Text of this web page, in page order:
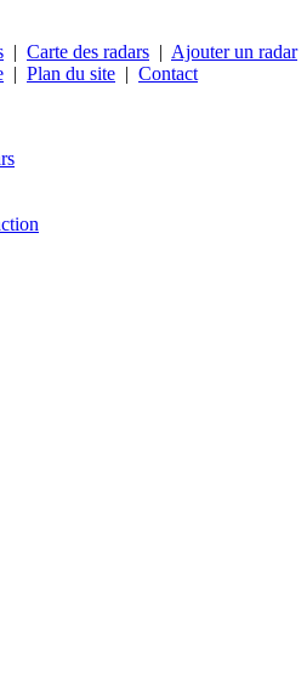
| Carte des radars | Ajouter un radar
| Plan du site | Contact